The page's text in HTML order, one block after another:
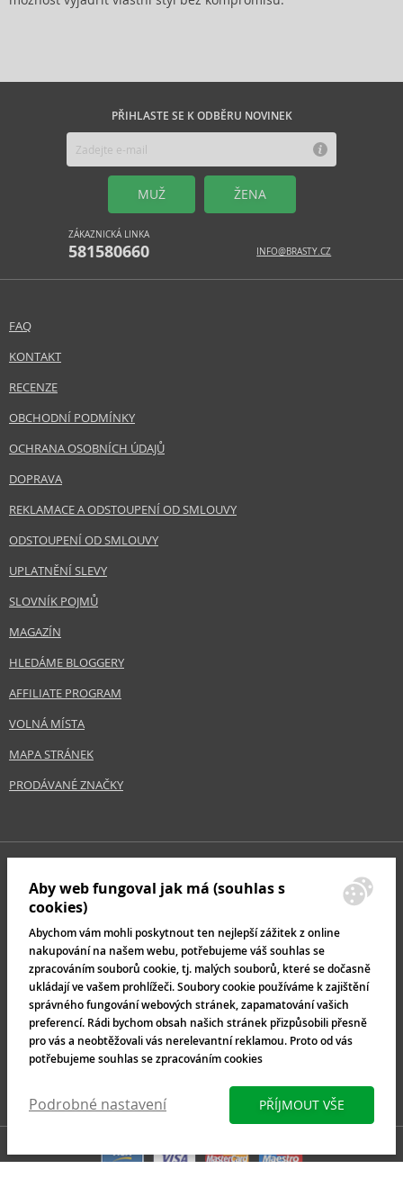
PŘIHLASTE SE K ODBĚRU NOVINEK
MUŽ ŽENA
ZÁKAZNICKÁ LINKA
581580660 INFO@BRASTY.CZ
FAQ
KONTAKT
RECENZE
OBCHODNÍ PODMÍNKY
OCHRANA OSOBNÍCH ÚDAJŮ
DOPRAVA
REKLAMACE A ODSTOUPENÍ OD SMLOUVY
ODSTOUPENÍ OD SMLOUVY
UPLATNĚNÍ SLEVY
SLOVNÍK POJMŮ
MAGAZÍN
HLEDÁME BLOGGERY
AFFILIATE PROGRAM
VOLNÁ MÍSTA
MAPA STRÁNEK
PRODÁVANÉ ZNAČKY
Aby web fungoval jak má (souhlas s
cookies)
Abychom vám mohli poskytnout ten nejlepší zážitek z online
nakupování na našem webu, potřebujeme váš souhlas se
zpracováním souborů cookie, tj. malých souborů, které se dočasně
ukládají ve vašem prohlížeči. Soubory cookie používáme k zajištění
správného fungování webových stránek, zapamatování vašich
preferencí. Rádi bychom obsah našich stránek přizpůsobili přesně
pro vás a neobtěžovali vás nerelevantní reklamou. Proto od vás
potřebujeme souhlas se zpracováním cookies
Podrobné nastavení PŘÍJMOUT VŠE